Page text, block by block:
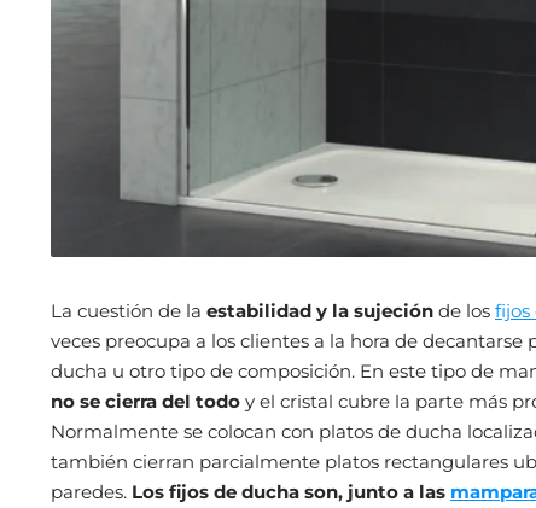
La cuestión de la estabilidad y la sujeción de los fijos
veces preocupa a los clientes a la hora de
ducha u otro tipo de composición. En este tipo de
no se cierra del todo y el cristal cubre la parte más
Normalmente se colocan con platos de ducha
también cierran parcialmente platos rectangulares
paredes. Los fijos de ducha son, junto a las